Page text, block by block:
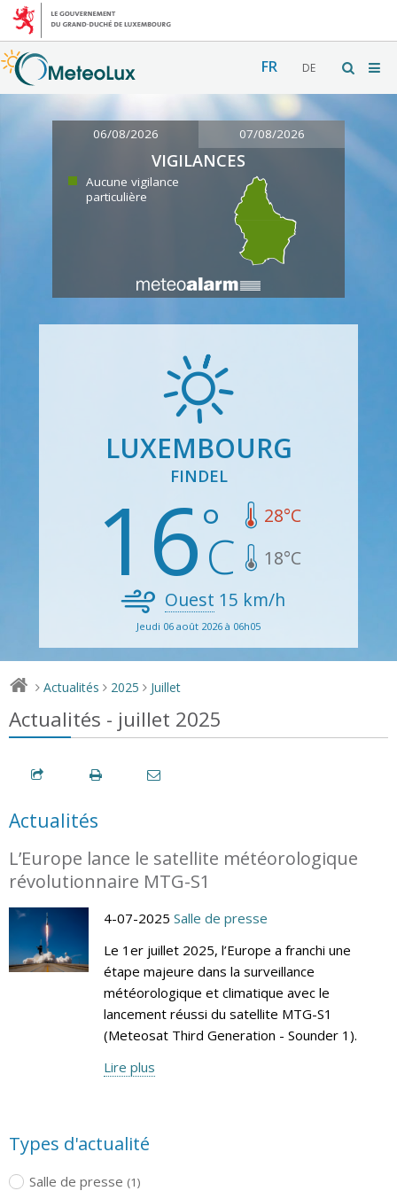
FR DE
06/08/2026 07/08/2026
VIGILANCES
Aucune vigilance
particulière
LUXEMBOURG
FINDEL
16 28°C
18°C
Ouest 15 km/h
Jeudi 06 août 2026 à 06h05
> Actualités > 2025 > Juillet
Actualités - juillet 2025
Actualités
L’Europe lance le satellite météorologique
révolutionnaire MTG-S1
4-07-2025 Salle de presse
Le 1er juillet 2025, l’Europe a franchi une
étape majeure dans la surveillance
météorologique et climatique avec le
lancement réussi du satellite MTG-S1
(Meteosat Third Generation - Sounder 1).
Lire plus
Types d'actualité
Salle de presse (1)